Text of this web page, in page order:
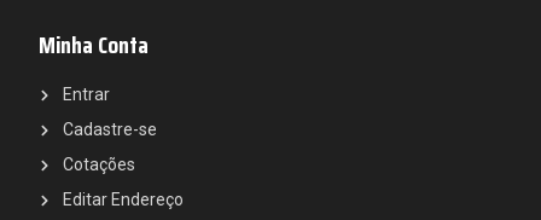
Minha Conta
Entrar
Cadastre-se
Cotações
Editar Endereço